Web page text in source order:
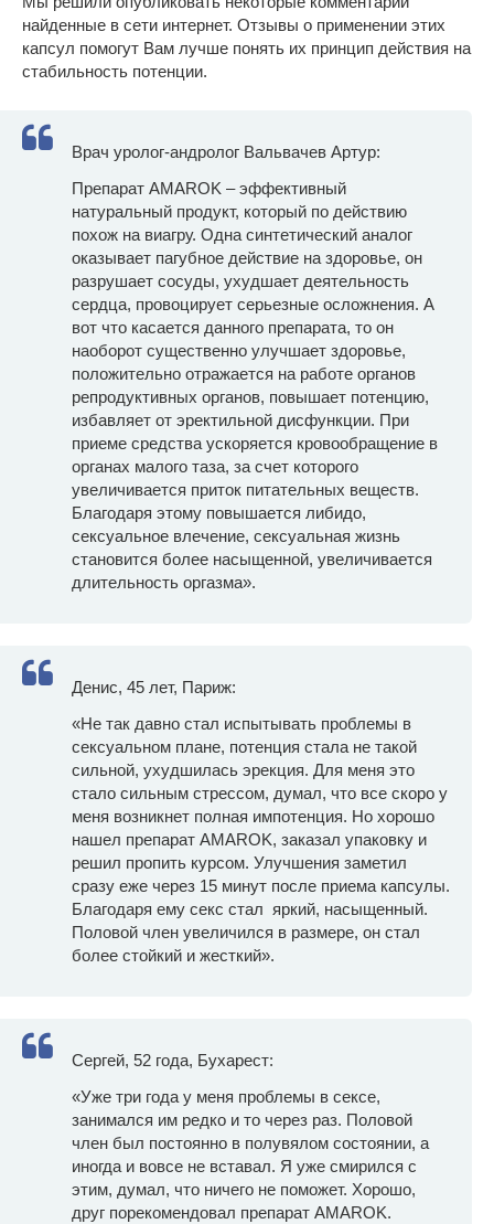
найденные в сети интернет. Отзывы о применении этих
капсул помогут Вам лучше понять их принцип действия на
стабильность потенции.
Врач уролог-андролог Вальвачев Артур:
Препарат AMAROK – эффективный
натуральный продукт, который по действию
похож на виагру. Одна синтетический аналог
оказывает пагубное действие на здоровье, он
разрушает сосуды, ухудшает деятельность
сердца, провоцирует серьезные осложнения. А
вот что касается данного препарата, то он
наоборот существенно улучшает здоровье,
положительно отражается на работе органов
репродуктивных органов, повышает потенцию,
избавляет от эректильной дисфункции. При
приеме средства ускоряется кровообращение в
органах малого таза, за счет которого
увеличивается приток питательных веществ.
Благодаря этому повышается либидо,
сексуальное влечение, сексуальная жизнь
становится более насыщенной, увеличивается
длительность оргазма».
Денис, 45 лет, Париж:
«Не так давно стал испытывать проблемы в
сексуальном плане, потенция стала не такой
сильной, ухудшилась эрекция. Для меня это
стало сильным стрессом, думал, что все скоро у
меня возникнет полная импотенция. Но хорошо
нашел препарат AMAROK, заказал упаковку и
решил пропить курсом. Улучшения заметил
сразу еже через 15 минут после приема капсулы.
Благодаря ему секс стал яркий, насыщенный.
Половой член увеличился в размере, он стал
более стойкий и жесткий».
Сергей, 52 года, Бухарест:
«Уже три года у меня проблемы в сексе,
занимался им редко и то через раз. Половой
член был постоянно в полувялом состоянии, а
иногда и вовсе не вставал. Я уже смирился с
этим, думал, что ничего не поможет. Хорошо,
друг порекомендовал препарат AMAROK.